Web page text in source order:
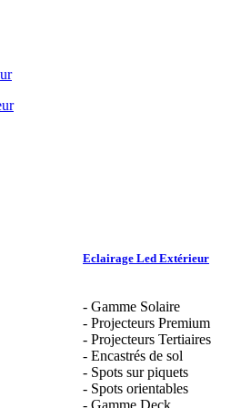
Eclairage Led Extérieur
- Gamme Solaire
- Projecteurs Premium
- Projecteurs Tertiaires
- Encastrés de sol
- Spots sur piquets
- Spots orientables